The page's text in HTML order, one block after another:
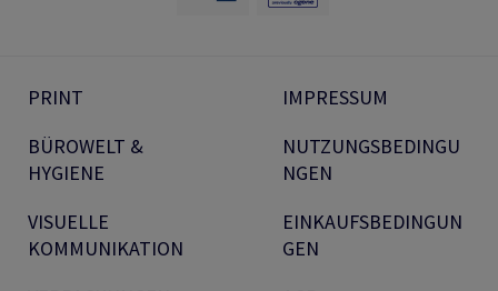
PRINT
BÜROWELT &
HYGIENE
VISUELLE
KOMMUNIKATION
IMPRESSUM
NUTZUNGSBEDINGU
NGEN
EINKAUFSBEDINGUN
GEN